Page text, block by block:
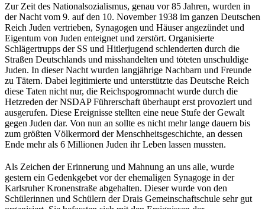
Zur Zeit des Nationalsozialismus, genau vor 85 Jahren, wurden in
der Nacht vom 9. auf den 10. November 1938 im ganzen Deutschen
Reich Juden vertrieben, Synagogen und Häuser angezündet und
Eigentum von Juden enteignet und zerstört. Organisierte
Schlägertrupps der SS und Hitlerjugend schlenderten durch die
Straßen Deutschlands und misshandelten und töteten unschuldige
Juden. In dieser Nacht wurden langjährige Nachbarn und Freunde
zu Tätern. Dabei legitimierte und unterstützte das Deutsche Reich
diese Taten nicht nur, die Reichspogromnacht wurde durch die
Hetzreden der NSDAP Führerschaft überhaupt erst provoziert und
ausgerufen. Diese Ereignisse stellten eine neue Stufe der Gewalt
gegen Juden dar. Von nun an sollte es nicht mehr lange dauern bis
zum größten Völkermord der Menschheitsgeschichte, an dessen
Ende mehr als 6 Millionen Juden ihr Leben lassen mussten.
Als Zeichen der Erinnerung und Mahnung an uns alle, wurde
gestern ein Gedenkgebet vor der ehemaligen Synagoge in der
Karlsruher Kronenstraße abgehalten. Dieser wurde von den
Schülerinnen und Schülern der Drais Gemeinschaftschule sehr gut